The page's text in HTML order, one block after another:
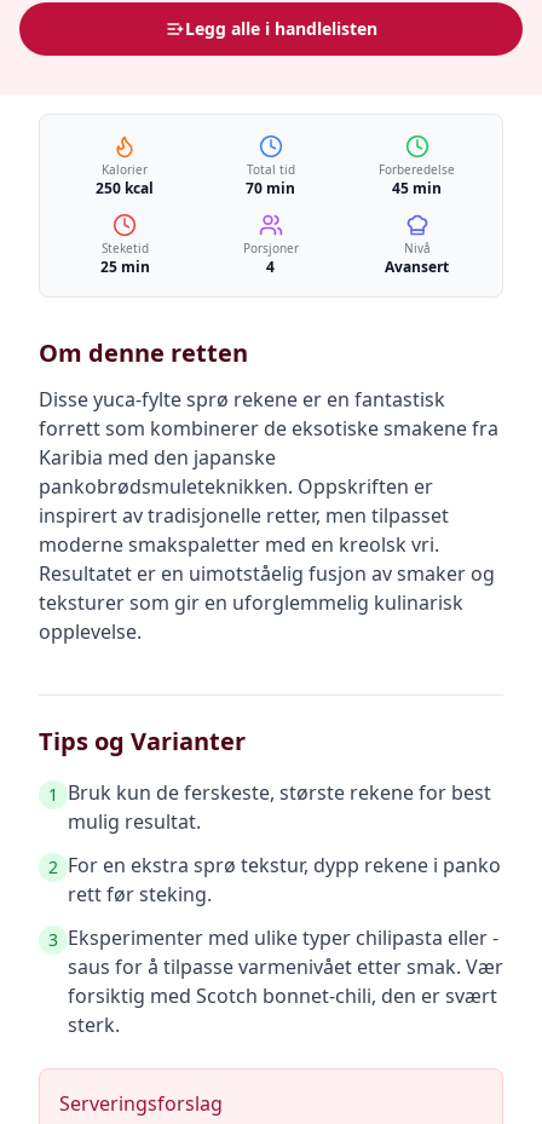
Legg alle i handlelisten
Kalorier
250 kcal
Total tid
70 min
Forberedelse
45 min
Steketid
25 min
Porsjoner
4
Nivå
Avansert
Om denne retten
Disse yuca-fylte sprø rekene er en fantastisk
forrett som kombinerer de eksotiske smakene fra
Karibia med den japanske
pankobrødsmuleteknikken. Oppskriften er
inspirert av tradisjonelle retter, men tilpasset
moderne smakspaletter med en kreolsk vri.
Resultatet er en uimotståelig fusjon av smaker og
teksturer som gir en uforglemmelig kulinarisk
opplevelse.
Tips og Varianter
1
Bruk kun de ferskeste, største rekene for best
mulig resultat.
2 For en ekstra sprø tekstur, dypp rekene i panko
rett før steking.
3 Eksperimenter med ulike typer chilipasta eller -
saus for å tilpasse varmenivået etter smak. Vær
forsiktig med Scotch bonnet-chili, den er svært
sterk.
Serveringsforslag